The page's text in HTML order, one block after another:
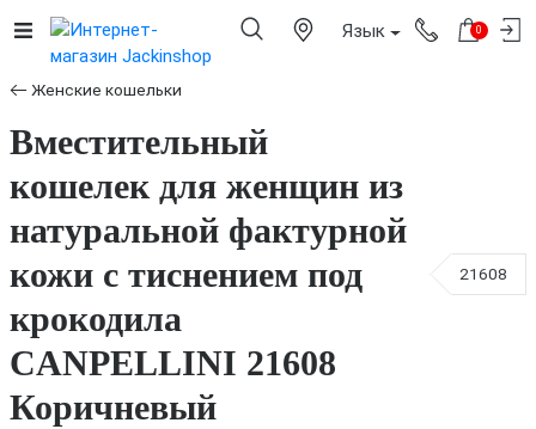
Язык 0
Женские кошельки
Вместительный
кошелек для женщин из
натуральной фактурной
кожи с тиснением под
крокодила
CANPELLINI 21608
Коричневый
21608